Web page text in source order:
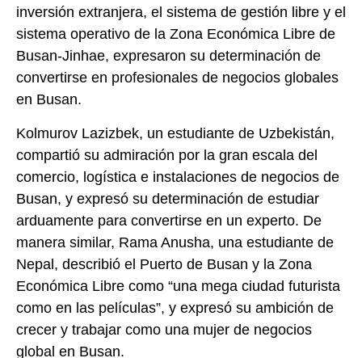
inversión extranjera, el sistema de gestión libre y el
sistema operativo de la Zona Económica Libre de
Busan-Jinhae, expresaron su determinación de
convertirse en profesionales de negocios globales
en Busan.
Kolmurov Lazizbek, un estudiante de Uzbekistán,
compartió su admiración por la gran escala del
comercio, logística e instalaciones de negocios de
Busan, y expresó su determinación de estudiar
arduamente para convertirse en un experto. De
manera similar, Rama Anusha, una estudiante de
Nepal, describió el Puerto de Busan y la Zona
Económica Libre como “una mega ciudad futurista
como en las películas”, y expresó su ambición de
crecer y trabajar como una mujer de negocios
global en Busan.